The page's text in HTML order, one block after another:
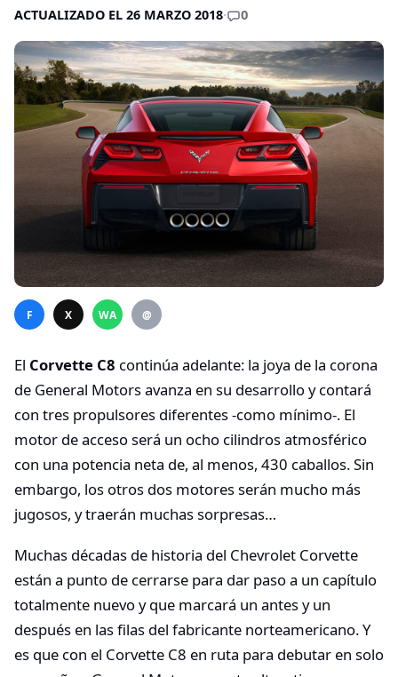
ACTUALIZADO EL 26 MARZO 2018· 0
F X WA @
El Corvette C8 continúa adelante: la joya de la corona
de General Motors avanza en su desarrollo y contará
con tres propulsores diferentes -como mínimo-. El
motor de acceso será un ocho cilindros atmosférico
con una potencia neta de, al menos, 430 caballos. Sin
embargo, los otros dos motores serán mucho más
jugosos, y traerán muchas sorpresas…
Muchas décadas de historia del Chevrolet Corvette
están a punto de cerrarse para dar paso a un capítulo
totalmente nuevo y que marcará un antes y un
después en las filas del fabricante norteamericano. Y
es que con el Corvette C8 en ruta para debutar en solo